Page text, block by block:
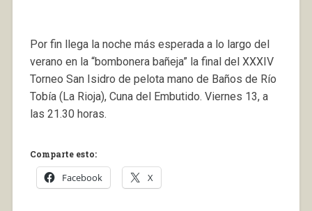
Por fin llega la noche más esperada a lo largo del
verano en la “bombonera bañeja” la final del XXXIV
Torneo San Isidro de pelota mano de Baños de Río
Tobía (La Rioja), Cuna del Embutido. Viernes 13, a
las 21.30 horas.
Comparte esto:
Facebook X